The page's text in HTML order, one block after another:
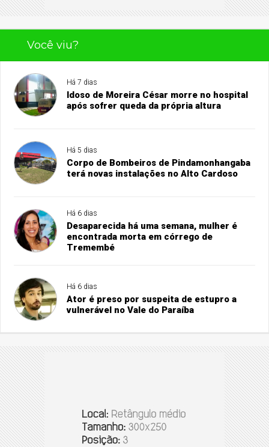
Você viu?
Há 7 dias
Idoso de Moreira César morre no hospital
após sofrer queda da própria altura
Há 5 dias
Corpo de Bombeiros de Pindamonhangaba
terá novas instalações no Alto Cardoso
Há 6 dias
Desaparecida há uma semana, mulher é
encontrada morta em córrego de
Tremembé
Há 6 dias
Ator é preso por suspeita de estupro a
vulnerável no Vale do Paraíba